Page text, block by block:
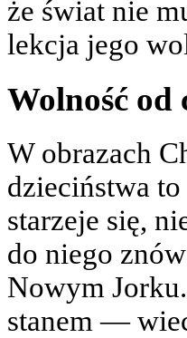
że świat nie
lekcja jego
Wolność od
W obrazach
dzieciństwa
starzeje się,
do niego
Nowym
stanem —